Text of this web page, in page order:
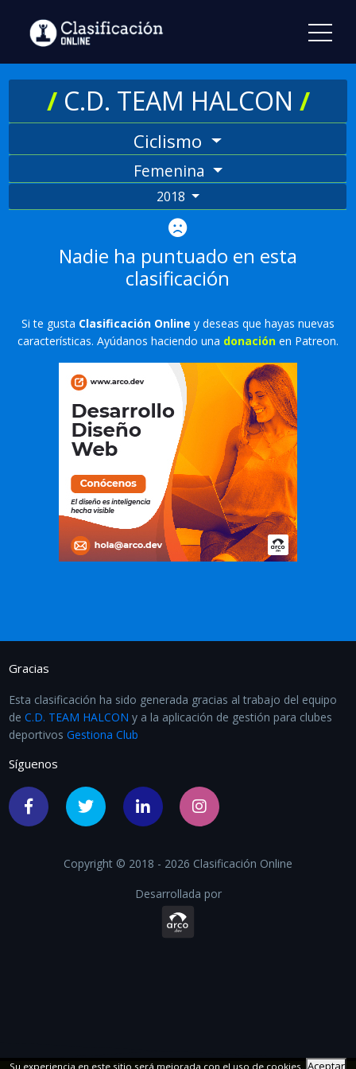
/C.D. TEAM HALCON /
Ciclismo
Femenina
2018
Nadie ha puntuado en esta
clasificación
Si te gusta Clasificación Online y deseas que hayas nuevas
características. Ayúdanos haciendo una donación en Patreon.
Gracias
Esta clasificación ha sido generada gracias al trabajo del equipo
deC.D. TEAM HALCON y a la aplicación de gestión para clubes
deportivosGestiona Club
Síguenos
Copyright © 2018 - 2026 Clasificación Online
Desarrollada por
Su experiencia en este sitio será mejorada con el uso de cookies. Aceptar